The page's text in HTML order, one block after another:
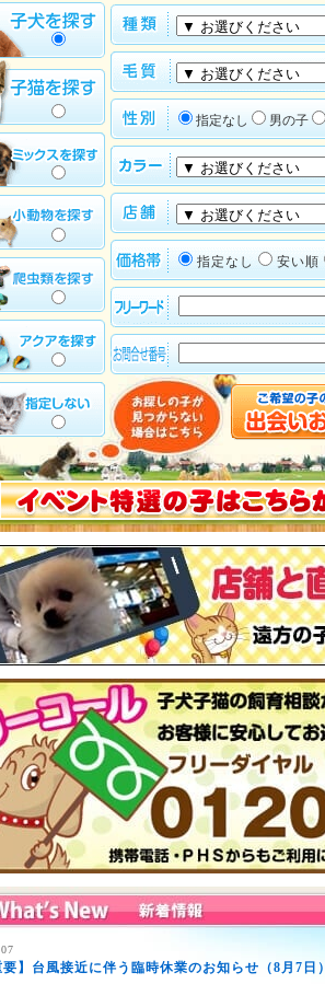
指定なし 男の子
指定なし 安い順
要】台風接近に伴う臨時休業のお知らせ（8月7日）